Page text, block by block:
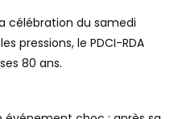
célébration du samedi
pressions, le PDCI-RDA
80 ans.